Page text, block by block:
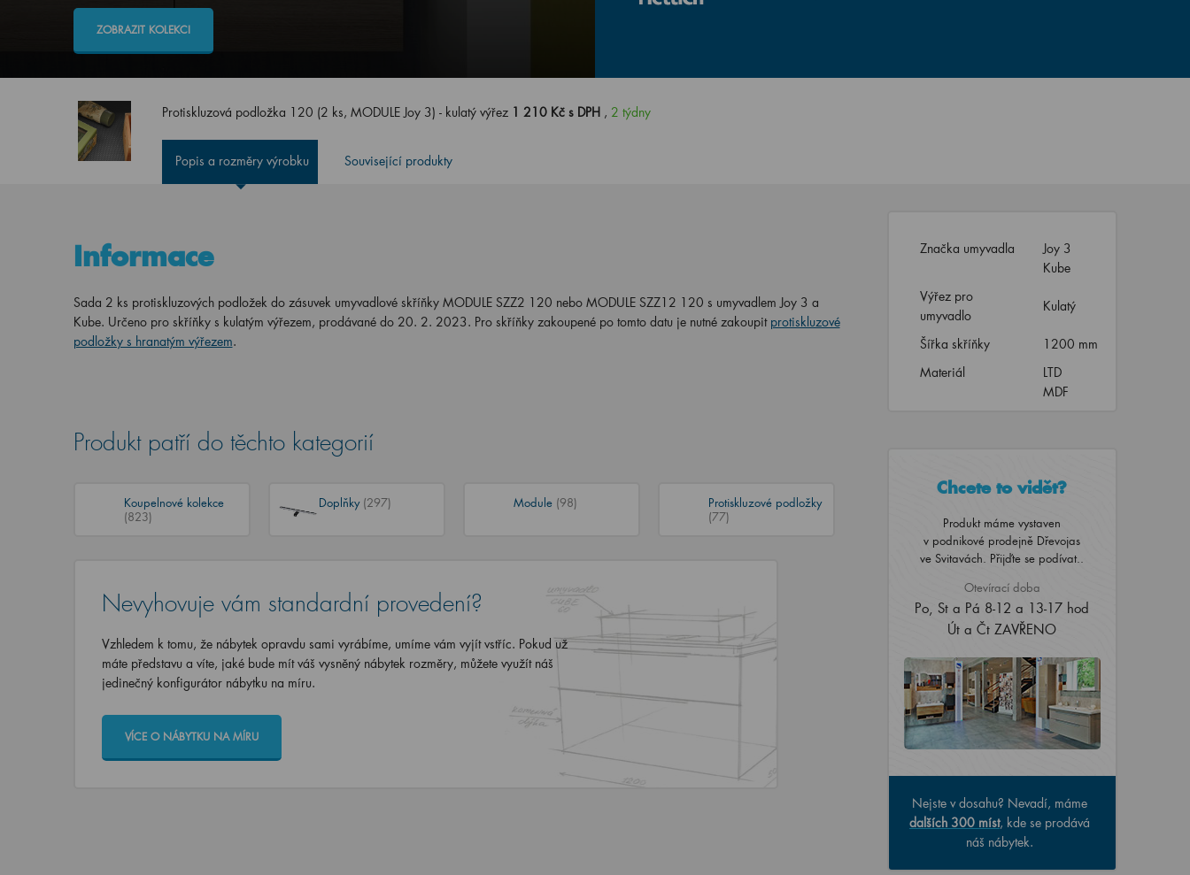
ZOBRAZIT KOLEKCI
Protiskluzová podložka 120 (2 ks, MODULE Joy 3) - kulatý výřez 1 210 Kč s DPH , 2 týdny
Popis a rozměry výrobku Související produkty
Informace
Sada 2 ks protiskluzových podložek do zásuvek umyvadlové skříňky MODULE SZZ2 120 nebo MODULE SZZ12 120 s umyvadlem Joy 3 a
Kube. Určeno pro skříňky s kulatým výřezem, prodávané do 20. 2. 2023. Pro skříňky zakoupené po tomto datu je nutné zakoupit protiskluzové
podložky s hranatým výřezem.
Produkt patří do těchto kategorií
Koupelnové kolekce
(823)
Doplňky (297) Module (98)
Protiskluzové podložky
(77)
Nevyhovuje vám standardní provedení?
Vzhledem k tomu, že nábytek opravdu sami vyrábíme, umíme vám vyjít vstříc. Pokud už
máte představu a víte, jaké bude mít váš vysněný nábytek rozměry, můžete využít náš
jedinečný konfigurátor nábytku na míru.
VÍCE O NÁBYTKU NA MÍRU
Značka umyvadla
Joy 3
Kube
Výřez pro
umyvadlo
Kulatý
Šířka skříňky
1200 mm
Materiál
LTD
MDF
Chcete to vidět?
Produkt máme vystaven
v podnikové prodejně Dřevojas
ve Svitavách. Přijďte se podívat..
Otevírací doba
Po, St a Pá 8-12 a 13-17 hod
Út a Čt ZAVŘENO
Nejste v dosahu? Nevadí, máme
dalších 300 míst, kde se prodává
náš nábytek.